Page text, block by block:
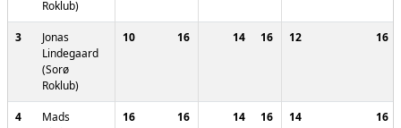
Roklub)
3
Jonas
Lindegaard
(Sorø
Roklub)
10 16 14 16 12 16
4
Mads
16 16 14 16 14 16